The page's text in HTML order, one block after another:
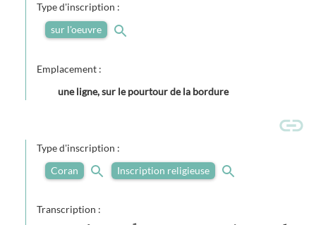
Type d'inscription :
sur l'oeuvre
Emplacement :
une ligne, sur le pourtour de la bordure
Type d'inscription :
Coran
Inscription religieuse
Transcription :